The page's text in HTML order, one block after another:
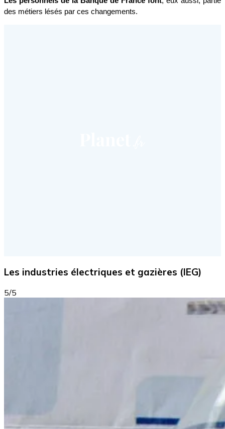
des métiers lésés par ces changements.
Les industries électriques et gazières (IEG)
5/5